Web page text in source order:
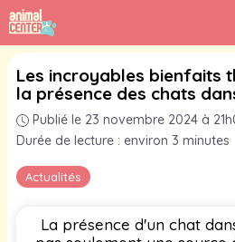
Aller
au
contenu
Actualités
Les incroyables bienfaits
la présence des chats
Publié le 23 novembre 2024 à
Durée de lecture : environ 3 minutes
La présence d'un chat